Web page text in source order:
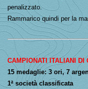
penalizzato.
Rammarico quindi per la
CAMPIONATI ITALIANI DI
15 medaglie: 3 ori, 7
1ª società classificata